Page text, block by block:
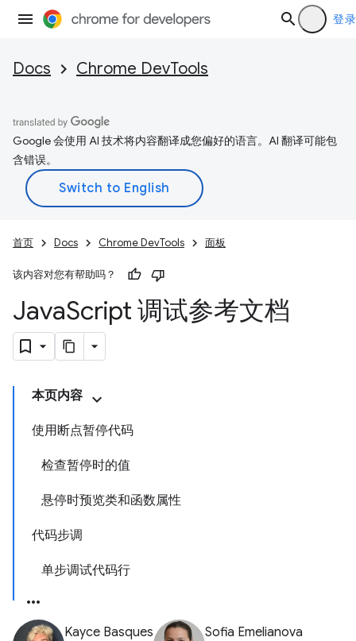
登录
Docs Chrome DevTools
Google 会使用 AI 技术将内容翻译成您偏好的语言。AI 翻译可能包
含错误。
首页 Docs Chrome DevTools 面板
该内容对您有帮助吗？
JavaScript 调试参考文档
本页内容
使用断点暂停代码
检查暂停时的值
悬停时预览类和函数属性
代码步调
单步调试代码行
Kayce Basques Sofia Emelianova